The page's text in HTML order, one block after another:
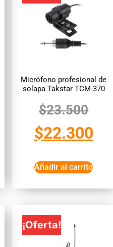
Micrófono profesional de
solapa Takstar TCM-370
$23.500
$22.300
Añadir al carrito
¡Oferta!